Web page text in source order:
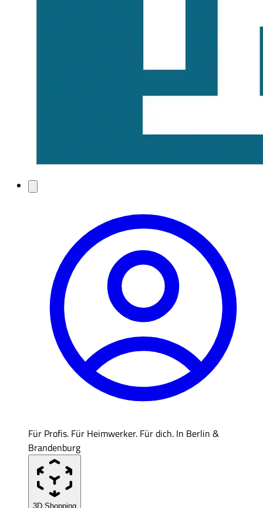
Für Profis. Für Heimwerker. Für dich. In Berlin &
Brandenburg
3D Shopping